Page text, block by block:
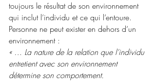
toujours le résultat de son environnement
qui inclut l’individu et ce qui l’entoure.
Personne ne peut exister en dehors d’un
environnement :
« … La nature de la relation que l’individu
entretient avec son environnement
détermine son comportement.